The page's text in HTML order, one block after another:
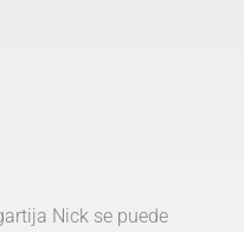
Nick se puede